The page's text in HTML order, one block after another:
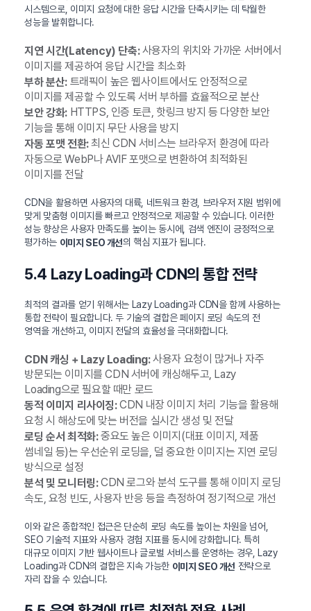
시스템으로, 이미지 요청에 대한 응답 시간을 단축시키는 데 탁월한
성능을 발휘합니다.
지연 시간(Latency) 단축:사용자의 위치와 가까운 서버에서
이미지를 제공하여 응답 시간을 최소화
부하 분산:트래픽이 높은 웹사이트에서도 안정적으로
이미지를 제공할 수 있도록 서버 부하를 효율적으로 분산
보안 강화:HTTPS, 인증 토큰, 핫링크 방지 등 다양한 보안
기능을 통해 이미지 무단 사용을 방지
자동 포맷 전환:최신 CDN 서비스는 브라우저 환경에 따라
자동으로 WebP나 AVIF 포맷으로 변환하여 최적화된
이미지를 전달
CDN을 활용하면 사용자의 대륙, 네트워크 환경, 브라우저 지원 범위에
맞게 맞춤형 이미지를 빠르고 안정적으로 제공할 수 있습니다. 이러한
성능 향상은 사용자 만족도를 높이는 동시에, 검색 엔진이 긍정적으로
평가하는 이미지 SEO 개선의 핵심 지표가 됩니다.
5.4 Lazy Loading과 CDN의 통합 전략
최적의 결과를 얻기 위해서는 Lazy Loading과 CDN을 함께 사용하는
통합 전략이 필요합니다. 두 기술의 결합은 페이지 로딩 속도의 전
영역을 개선하고, 이미지 전달의 효율성을 극대화합니다.
CDN 캐싱 + Lazy Loading:사용자 요청이 많거나 자주
방문되는 이미지를 CDN 서버에 캐싱해두고, Lazy
Loading으로 필요할 때만 로드
동적 이미지 리사이징:CDN 내장 이미지 처리 기능을 활용해
요청 시 해상도에 맞는 버전을 실시간 생성 및 전달
로딩 순서 최적화:중요도 높은 이미지(대표 이미지, 제품
썸네일 등)는 우선순위 로딩을, 덜 중요한 이미지는 지연 로딩
방식으로 설정
분석 및 모니터링:CDN 로그와 분석 도구를 통해 이미지 로딩
속도, 요청 빈도, 사용자 반응 등을 측정하여 정기적으로 개선
이와 같은 종합적인 접근은 단순히 로딩 속도를 높이는 차원을 넘어,
SEO 기술적 지표와 사용자 경험 지표를 동시에 강화합니다. 특히
대규모 이미지 기반 웹사이트나 글로벌 서비스를 운영하는 경우, Lazy
Loading과 CDN의 결합은 지속 가능한 이미지 SEO 개선 전략으로
자리 잡을 수 있습니다.